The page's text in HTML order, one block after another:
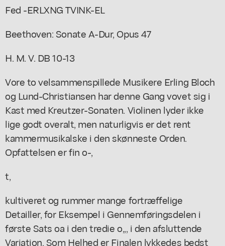
Fed -ERLXNG TVINK-EL
Beethoven: Sonate A-Dur, Opus 47
H. M. V. DB 10-13
Vore to velsammenspillede Musikere Erling Bloch
og Lund-Christiansen har denne Gang vovet sig i
Kast med Kreutzer-Sonaten. Violinen lyder ikke
lige godt overalt, men naturligvis er det rent
kammermusikalske i den skønneste Orden.
Opfattelsen er fin o-,
t,
kultiveret og rummer mange fortræffelige
Detailler, for Eksempel i Gennemføringsdelen i
første Sats oa i den tredie o,,, i den afsluttende
Variation. Som Helhed er Finalen lykkedes bedst